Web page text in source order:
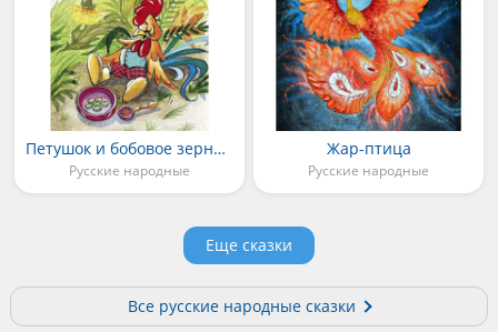
Петушок и бобовое зернышко
Русские народные
Жар-птица
Русские народные
Еще сказки
Все русские народные сказки